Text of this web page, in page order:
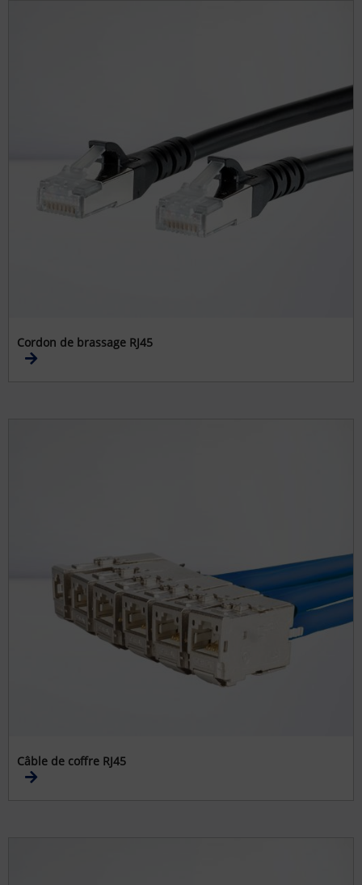
Cordon de brassage RJ45
Câble de coffre RJ45